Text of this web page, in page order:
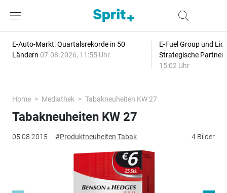
E-Auto-Markt: Quartalsrekorde in 50
Ländern 07.08.2026, 11:55 Uhr
E-Fuel Group und
Strategische
15:02 Uhr
Home Mediathek Tabakneuheiten KW 27
05.08.2015 #Produktneuheiten Tabak 4 Bilder
Tabakneuheiten KW 27